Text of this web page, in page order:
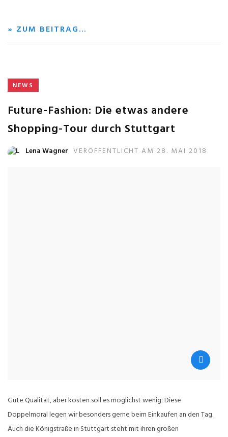
» ZUM BEITRAG…
NEWS
Future-Fashion: Die etwas andere
Shopping-Tour durch Stuttgart
Lena Wagner VERÖFFENTLICHT AM 28. MAI 2018
Gute Qualität, aber kosten soll es möglichst wenig: Diese
Doppelmoral legen wir besonders gerne beim Einkaufen an den Tag.
Auch die Königstraße in Stuttgart steht mit ihren großen